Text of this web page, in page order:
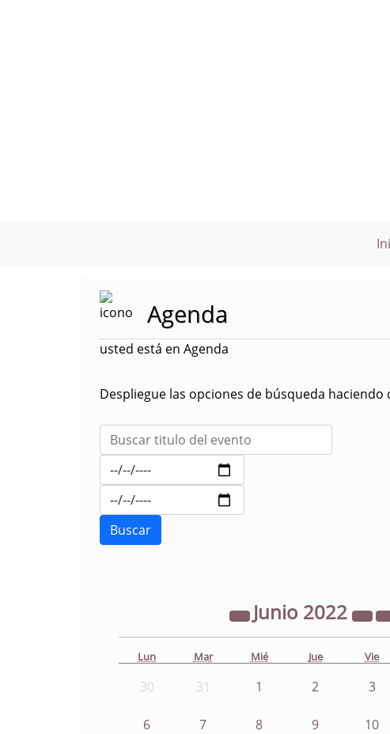
Agenda
usted está en Agenda
Despliegue las opciones de búsqueda haciendo
Junio 2022
Lun Mar Mié Jue Vie
30 31 1 2 3
6 7 8 9 10